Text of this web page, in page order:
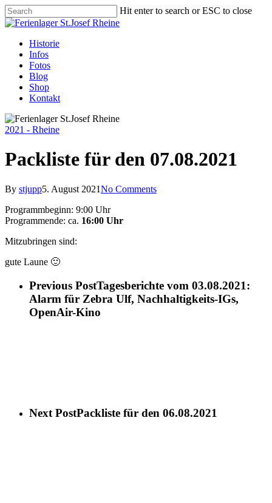
Hit enter to search or ESC to close
Historie
Infos
Fotos
Blog
Shop
Kontakt
2021 - Rheine
Packliste für den 07.08.2021
By stjupp5. August 2021No Comments
Programmbeginn: 9:00 Uhr
Programmende: ca. 16:00 Uhr
Mitzubringen sind:
gute Laune 🙂
Previous PostTagesberichte vom 03.08.2021:
Alarm für Zebra Ulf, Nachhaltigkeits-IGs,
OpenAir-Kino
Next PostPackliste für den 06.08.2021